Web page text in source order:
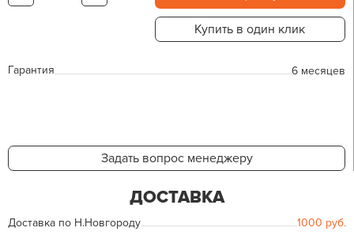
Купить в один клик
Гарантия 6 месяцев
Задать вопрос менеджеру
ДОСТАВКА
Доставка по Н.Новгороду 1000 руб.